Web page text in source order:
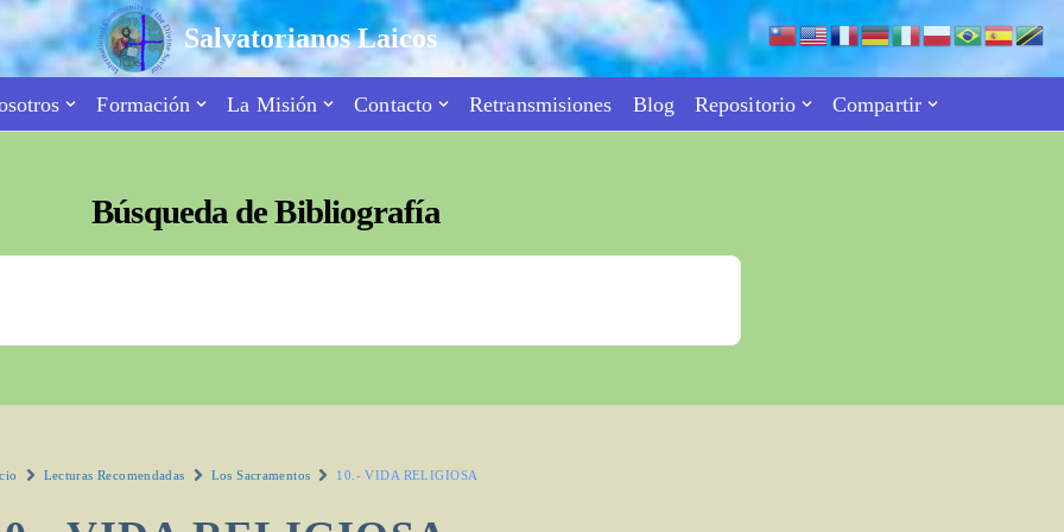
Salvatorianos Laicos
Formación La Misión Contacto Retransmisiones Blog Repositorio Compartir
Búsqueda de Bibliografía
Lecturas Recomendadas Los Sacramentos 10.- VIDA RELIGIOSA